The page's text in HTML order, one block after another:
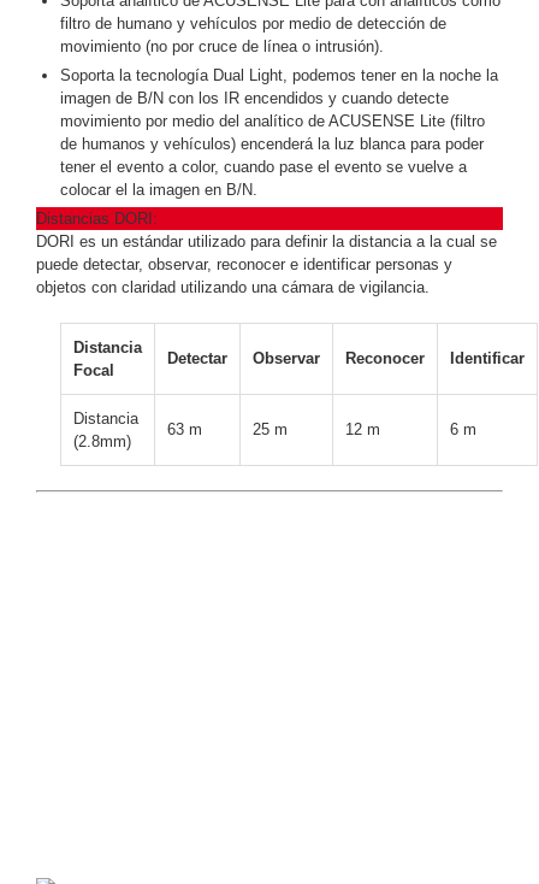
RespaldoInyectores
PoEPDU Plantas
de
EnergíaPoE
de Largo
AlcanceUPS
- No Break
Kits-
Sistemas
Completos
de 4
CanalesTurboHD
de 8
Canales
Pantallas
filtro de humano y vehículos por medio de detección de
movimiento (no por cruce de línea o intrusión).
Soporta la tecnología Dual Light, podemos tener en la noche la
imagen de B/N con los IR encendidos y cuando detecte
movimiento por medio del analítico de ACUSENSE Lite (filtro
de humanos y vehículos) encenderá la luz blanca para poder
tener el evento a color, cuando pase el evento se vuelve a
colocar el la imagen en B/N.
Distancias DORI:
DORI es un estándar utilizado para definir la distancia a la cual se
puede detectar, observar, reconocer e identificar personas y
objetos con claridad utilizando una cámara de vigilancia.
Distancia
Focal
Detectar Observar Reconocer Identificar
Distancia
(2.8mm)
63 m 25 m 12 m 6 m